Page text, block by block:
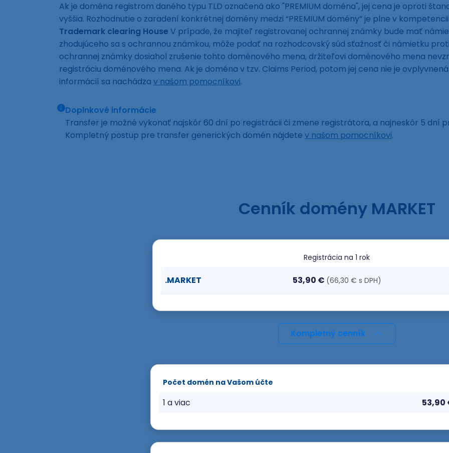
Ak je doména registrom daného typu TLD označená ako "PREMIUM doména", jej cena je oproti
vyššia. Rozhodnutie o zaradení konkrétnej domény medzi “PREMIUM domény” je plne v
Trademark clearing House V prípade, že majiteľ registrovanej ochrannej známky bude mať
zhodujúceho sa s ochrannou známkou, môže podať na rozhodcovský súd sťažnosť či námietku
ochrannej známky dosiahol zrušenie tohto doménového mena, držiteľovi doménového mena
registráciu doménového mena. Ak je doména v tzv. Claims Period, potom jej cena nie je
informácií sa nachádza v našom pomocníkovi.
Doplnkové informácie
Transfer je možné vykonať najskôr 60 dní po registrácii či zmene registrátora, a najneskôr 5 dní
Kompletný postup pre transfer generických domén nájdete v našom pomocníkovi.
Cenník domény MARKET
Registrácia na 1 rok
.MARKET 53,90 € (66,30 € s DPH)
Kompletný cenník
Počet domén na Vašom účte
1 a viac 53,90